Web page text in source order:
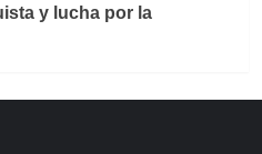
y lucha por la